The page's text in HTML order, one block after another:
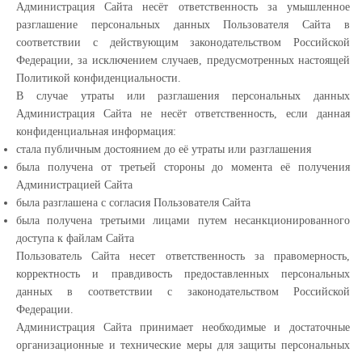
Администрация Сайта несёт ответственность за умышленное
разглашение персональных данных Пользователя Сайта в
соответствии с действующим законодательством Российской
Федерации, за исключением случаев, предусмотренных настоящей
Политикой конфиденциальности.
В случае утраты или разглашения персональных данных
Администрация Сайта не несёт ответственность, если данная
конфиденциальная информация:
cтала публичным достоянием до её утраты или разглашения
была получена от третьей стороны до момента её получения
Администрацией Сайта
была разглашена с согласия Пользователя Сайта
была получена третьими лицами путем несанкционированного
доступа к файлам Сайта
Пользователь Сайта несет ответственность за правомерность,
корректность и правдивость предоставленных персональных
данных в соответствии с законодательством Российской
Федерации.
Администрация Сайта принимает необходимые и достаточные
организационные и технические меры для защиты персональных